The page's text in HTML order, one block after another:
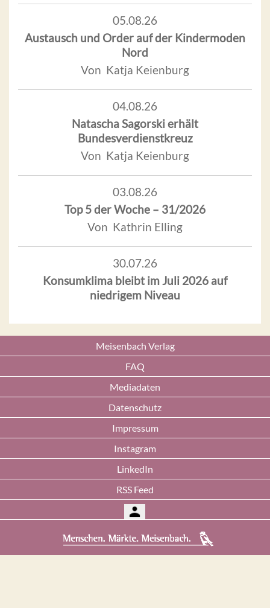
05.08.26
Austausch und Order auf der Kindermoden
Nord
Von Katja Keienburg
04.08.26
Natascha Sagorski erhält
Bundesverdienstkreuz
Von Katja Keienburg
03.08.26
Top 5 der Woche – 31/2026
Von Kathrin Elling
30.07.26
Konsumklima bleibt im Juli 2026 auf
niedrigem Niveau
Meisenbach Verlag
FAQ
Mediadaten
Datenschutz
Impressum
Instagram
LinkedIn
RSS Feed